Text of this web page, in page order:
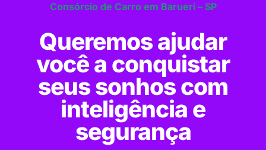
Consórcio de Carro em Barueri – SP
Queremos ajudar
você a conquistar
seus sonhos com
inteligência e
segurança